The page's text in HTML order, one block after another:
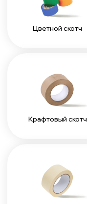
Цветной скотч
Крафтовый скотч